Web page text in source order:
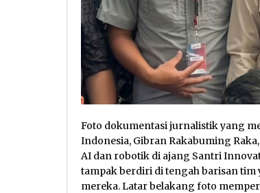
Foto dokumentasi jurnalistik yang
Indonesia, Gibran Rakabuming
AI dan robotik di ajang Santri
tampak berdiri di tengah barisan
mereka. Latar belakang foto